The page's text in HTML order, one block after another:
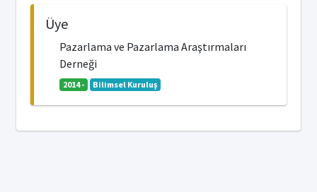
Üye
Pazarlama ve Pazarlama Araştırmaları
Derneği
2014 - Bilimsel Kuruluş